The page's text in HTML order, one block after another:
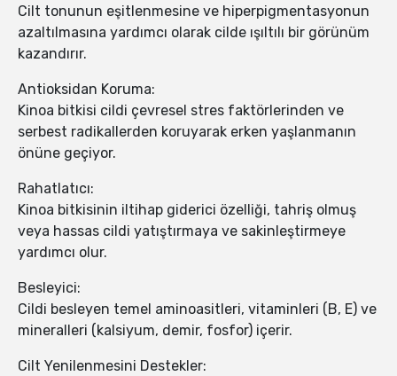
Cilt tonunun eşitlenmesine ve hiperpigmentasyonun
azaltılmasına yardımcı olarak cilde ışıltılı bir görünüm
kazandırır.
Antioksidan Koruma:
Kinoa bitkisi cildi çevresel stres faktörlerinden ve
serbest radikallerden koruyarak erken yaşlanmanın
önüne geçiyor.
Rahatlatıcı:
Kinoa bitkisinin iltihap giderici özelliği, tahriş olmuş
veya hassas cildi yatıştırmaya ve sakinleştirmeye
yardımcı olur.
Besleyici:
Cildi besleyen temel aminoasitleri, vitaminleri (B, E) ve
mineralleri (kalsiyum, demir, fosfor) içerir.
Cilt Yenilenmesini Destekler: